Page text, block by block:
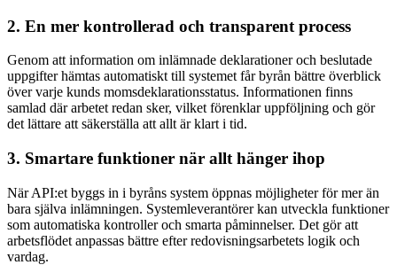
2. En mer kontrollerad och transparent process
Genom att information om inlämnade deklarationer och beslutade
uppgifter hämtas automatiskt till systemet får byrån bättre överblick
över varje kunds momsdeklarationsstatus. Informationen finns
samlad där arbetet redan sker, vilket förenklar uppföljning och gör
det lättare att säkerställa att allt är klart i tid.
3. Smartare funktioner när allt hänger ihop
När API:et byggs in i byråns system öppnas möjligheter för mer än
bara själva inlämningen. Systemleverantörer kan utveckla funktioner
som automatiska kontroller och smarta påminnelser. Det gör att
arbetsflödet anpassas bättre efter redovisningsarbetets logik och
vardag.